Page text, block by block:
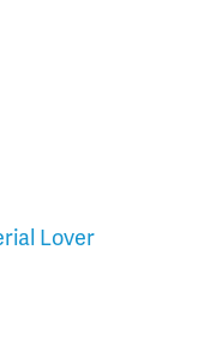
Lover